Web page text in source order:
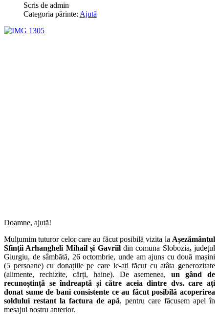
Scris de admin
Categoria părinte: Ajută
Doamne, ajută!
Mulțumim tuturor celor care au făcut posibilă vizita la Așezământul
Sfinții Arhangheli Mihail și Gavriil din comuna Slobozia, județul
Giurgiu, de sâmbătă, 26 octombrie, unde am ajuns cu două mașini
(5 persoane) cu donațiile pe care le-ați făcut cu atâta generozitate
(alimente, rechizite, cărți, haine). De asemenea,un gând de
recunoștință se îndreaptă și către aceia dintre dvs. care ați
donat sume de bani consistente ce au făcut posibilă acoperirea
soldului restant la factura de apă, pentru care făcusem apel în
mesajul nostru anterior.